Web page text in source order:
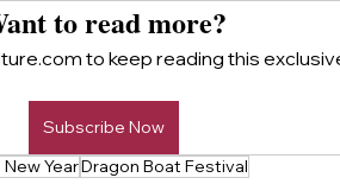
to read more?
to keep reading this
Subscribe Now
YearDragon Boat Festival